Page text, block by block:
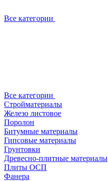
Все категории
Все категории
Стройматериалы
Железо листовое
Поролон
Битумные материалы
Гипсовые материалы
Грунтовки
Древесно-плитные материалы
Плиты ОСП
Фанера